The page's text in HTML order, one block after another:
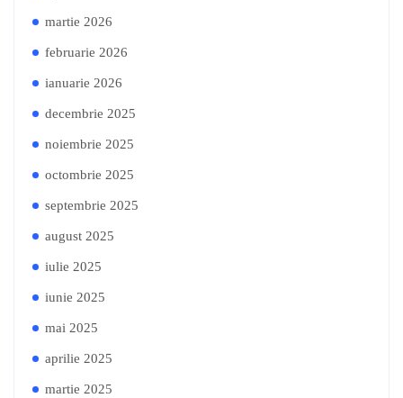
martie 2026
februarie 2026
ianuarie 2026
decembrie 2025
noiembrie 2025
octombrie 2025
septembrie 2025
august 2025
iulie 2025
iunie 2025
mai 2025
aprilie 2025
martie 2025